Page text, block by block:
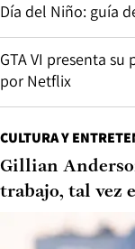
Día del Niño: guía
GTA VI presenta
por Netflix
CULTURA Y
Gillian
trabajo, tal vez